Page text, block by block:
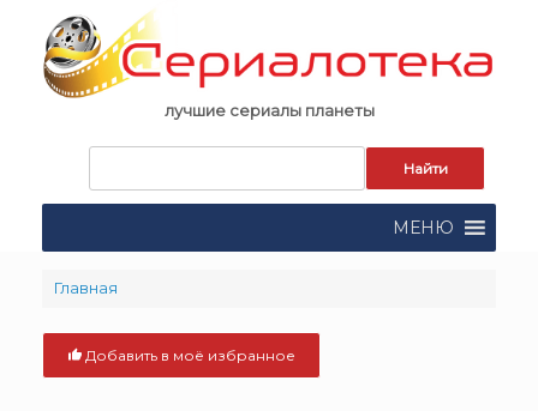
content
лучшие сериалы планеты
поиска:
МЕНЮ
Главная
Добавить в моё избранное